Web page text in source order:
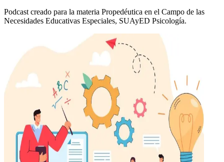
Podcast creado para la materia Propedéutica en el Campo de las
Necesidades Educativas Especiales, SUAyED Psicología.